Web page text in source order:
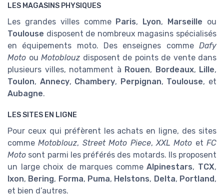
LES MAGASINS PHYSIQUES
Les grandes villes comme Paris, Lyon, Marseille ou
Toulouse disposent de nombreux magasins spécialisés
en équipements moto. Des enseignes comme Dafy
Moto ou Motoblouz disposent de points de vente dans
plusieurs villes, notamment à Rouen, Bordeaux, Lille,
Toulon, Annecy, Chambery, Perpignan, Toulouse, et
Aubagne.
LES SITES EN LIGNE
Pour ceux qui préfèrent les achats en ligne, des sites
commeMotoblouz, Street Moto Piece, XXL Moto et FC
Moto sont parmi les préférés des motards. Ils proposent
un large choix de marques commeAlpinestars, TCX,
Ixon, Bering, Forma, Puma, Helstons, Delta, Portland,
et bien d’autres.